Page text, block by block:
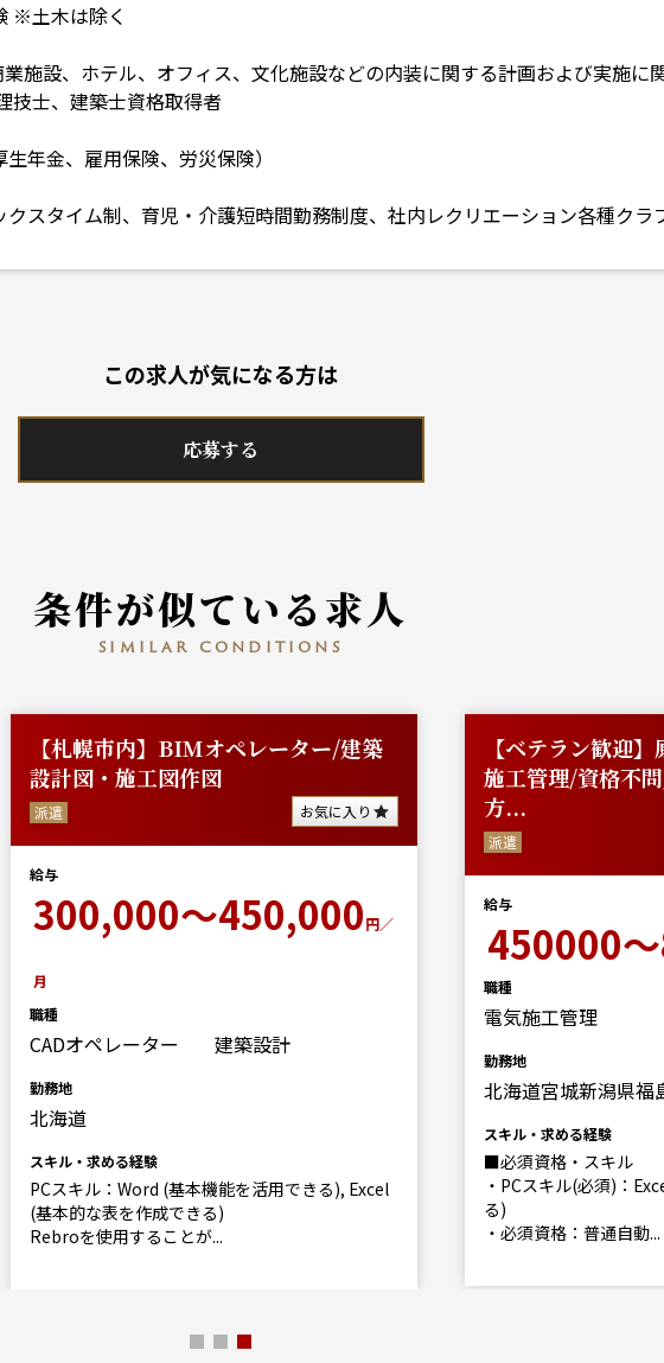
※土木は除く
施設、ホテル、オフィス、文化施設などの内装に関する計画および実施に
技士、建築士資格取得者
年金、雇用保険、労災保険）
スタイム制、育児・介護短時間勤務制度、社内レクリエーション各種クラ
この求人が気になる方は
応募する
条件が似ている求人
similar conditions
【札幌市内】BIMオペレーター/建築
設計図・施工図作図
派遣 お気に入り
給与
300,000～450,000円／
月
職種
CADオペレーター 建築設計
勤務地
北海道
スキル・求める経験
PCスキル：Word (基本機能を活用できる), Excel
(基本的な表を作成できる)
Rebroを使用することが...
【ベテラン歓迎
施工管理/資格不
方...
派遣
給与
450000
職種
電気施工管理
勤務地
北海道宮城新潟県福
スキル・求める経験
■必須資格・スキル
・PCスキル(必須)：
る)
・必須資格：普通自動...